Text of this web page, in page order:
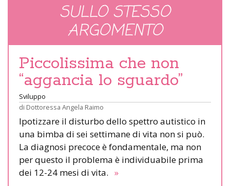
SULLO STESSO
ARGOMENTO
Piccolissima che non
“aggancia lo sguardo”
Sviluppo
di Dottoressa Angela Raimo
Ipotizzare il disturbo dello spettro autistico in
una bimba di sei settimane di vita non si può.
La diagnosi precoce è fondamentale, ma non
per questo il problema è individuabile prima
dei 12-24 mesi di vita. »